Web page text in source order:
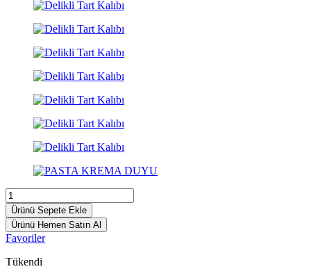
Ürünü Sepete Ekle
Ürünü Hemen Satın Al
Favoriler
Tükendi